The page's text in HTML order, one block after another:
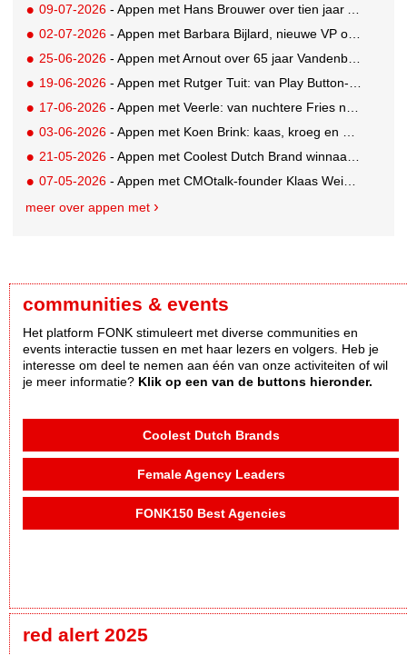
09-07-2026 - Appen met Hans Brouwer over tien jaar A'DAM Toren
02-07-2026 - Appen met Barbara Bijlard, nieuwe VP of Clients bij DEPT
25-06-2026 - Appen met Arnout over 65 jaar Vandenbusken
19-06-2026 - Appen met Rutger Tuit: van Play Button-parkeerplaats tot Grand Prix-stem
17-06-2026 - Appen met Veerle: van nuchtere Fries naar Cannes-correspondent
03-06-2026 - Appen met Koen Brink: kaas, kroeg en Oranjegekte
21-05-2026 - Appen met Coolest Dutch Brand winnaar Caroline van Turennout (Zeeman)
07-05-2026 - Appen met CMOtalk-founder Klaas Weima: met volle zeilen naar de VS
meer over appen met
communities & events
Het platform FONK stimuleert met diverse communities en
events interactie tussen en met haar lezers en volgers. Heb je
interesse om deel te nemen aan één van onze activiteiten of wil
je meer informatie? Klik op een van de buttons hieronder.
Coolest Dutch Brands
Female Agency Leaders
FONK150 Best Agencies
red alert 2025